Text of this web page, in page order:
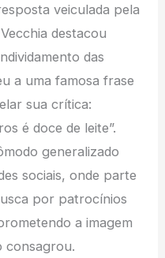
veiculada pela
destacou
das
a uma famosa frase
sua crítica:
é doce de leite”.
generalizado
sociais, onde parte
por patrocínios
a imagem
consagrou.